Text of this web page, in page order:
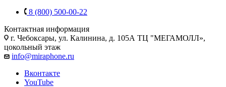
8 (800) 500-00-22
Контактная информация
г. Чебоксары, ул. Калинина, д. 105А ТЦ "МЕГАМОЛЛ»,
цокольный этаж
info@miraphone.ru
Вконтакте
YouTube